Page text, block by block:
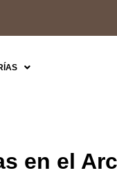
en el